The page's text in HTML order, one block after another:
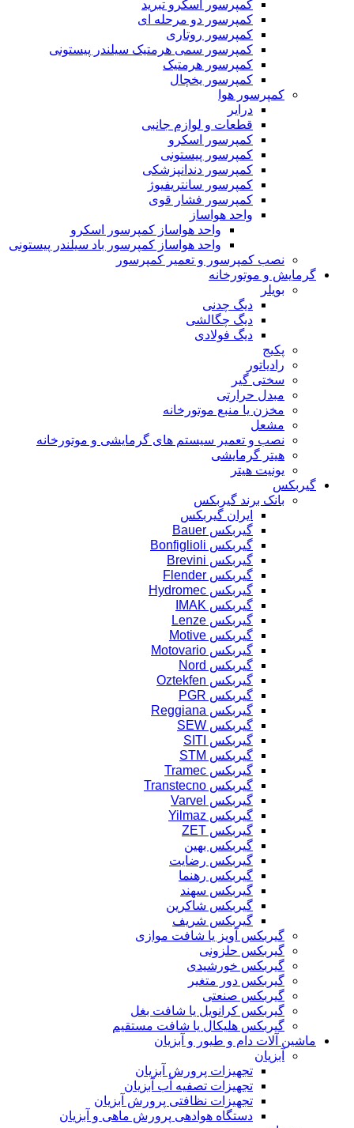
کمپرسور اسکرو تبرید
کمپرسور دو مرحله ای
کمپرسور روتاری
کمپرسور سمی هرمتیک سیلندر پیستونی
کمپرسور هرمتیک
کمپرسور یخچال
کمپرسور هوا
درایر
قطعات و لوازم جانبی
کمپرسور اسکرو
کمپرسور پیستونی
کمپرسور دندانپزشکی
کمپرسور سانتریفیوژ
کمپرسور فشار قوی
واحد هواساز
واحد هواساز کمپرسور اسکرو
واحد هواساز کمپرسور باد سیلندر پیستونی
نصب کمپرسور و تعمیر کمپرسور
گرمایش و موتورخانه
بویلر
دیگ چدنی
دیگ چگالشی
دیگ فولادی
پکیج
رادیاتور
سختی گیر
مبدل حرارتی
مخزن یا منبع موتورخانه
مشعل
نصب و تعمیر سیستم های گرمایشی و موتورخانه
هیتر گرمایشی
یونیت هیتر
گیربکس
بانک برند گیربکس
ایران گیربکس
گیربکس Bauer
گیربکس Bonfiglioli
گیربکس Brevini
گیربکس Flender
گیربکس Hydromec
گیربکس IMAK
گیربکس Lenze
گیربکس Motive
گیربکس Motovario
گیربکس Nord
گیربکس Oztekfen
گیربکس PGR
گیربکس Reggiana
گیربکس SEW
گیربکس SITI
گیربکس STM
گیربکس Tramec
گیربکس Transtecno
گیربکس Varvel
گیربکس Yilmaz
گیربکس ZET
گیربکس بهین
گیربکس رضایت
گیربکس رهنما
گیربکس سهند
گیربکس شاکرین
گیربکس شریف
گیربکس آویز یا شافت موازی
گیربکس حلزونی
گیربکس خورشیدی
گیربکس دور متغیر
گیربکس صنعتی
گیربکس کرانویل یا شافت بغل
گیربکس هلیکال یا شافت مستقیم
ماشین آلات دام و طیور و آبزیان
آبزیان
تجهیزات پرورش آبزیان
تجهیزات تصفیه آب آبزیان
تجهیزات نظافتی پرورش آبزیان
دستگاه هوادهی پرورش ماهی و آبزیان